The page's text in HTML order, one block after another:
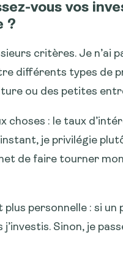
vous vos
?
critères. Je n’ai
différents types de
ou des petites
choses : le taux
je privilégie
de faire tourner
plus personnelle : si
Sinon, je